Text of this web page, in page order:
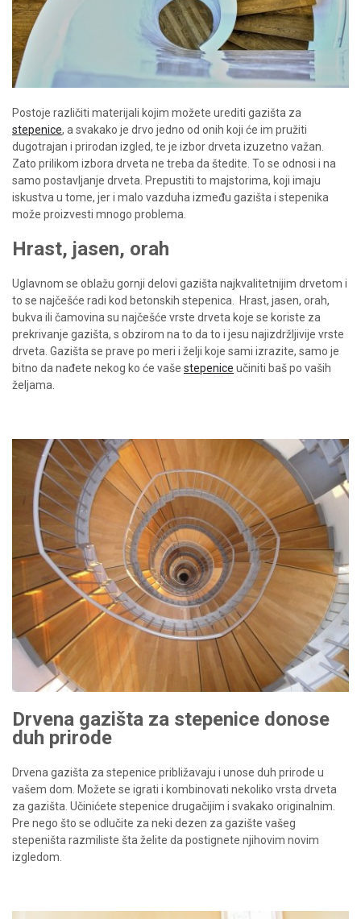
Postoje različiti materijali kojim možete urediti gazišta za
stepenice, a svakako je drvo jedno od onih koji će im pružiti
dugotrajan i prirodan izgled, te je izbor drveta izuzetno važan.
Zato prilikom izbora drveta ne treba da štedite. To se odnosi i na
samo postavljanje drveta. Prepustiti to majstorima, koji imaju
iskustva u tome, jer i malo vazduha između gazišta i stepenika
može proizvesti mnogo problema.
Hrast, jasen, orah
Uglavnom se oblažu gornji delovi gazišta najkvalitetnijim drvetom i
to se najčešće radi kod betonskih stepenica. Hrast, jasen, orah,
bukva ili čamovina su najčešće vrste drveta koje se koriste za
prekrivanje gazišta, s obzirom na to da to i jesu najizdržljivije vrste
drveta. Gazišta se prave po meri i želji koje sami izrazite, samo je
bitno da nađete nekog ko će vaše stepenice učiniti baš po vaših
željama.
Drvena gazišta za stepenice donose
duh prirode
Drvena gazišta za stepenice približavaju i unose duh prirode u
vašem dom. Možete se igrati i kombinovati nekoliko vrsta drveta
za gazišta. Učinićete stepenice drugačijim i svakako originalnim.
Pre nego što se odlučite za neki dezen za gazište vašeg
stepeništa razmiliste šta želite da postignete njihovim novim
izgledom.